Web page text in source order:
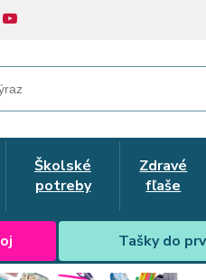
Školské
potreby
Zdravé
fľaše
Tašky do